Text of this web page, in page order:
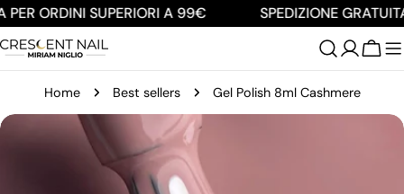
Salta
contenuto
ORDINI SUPERIORI A 99€ SPEDIZIONE
Home Best sellers Gel Polish 8ml Cashmere
Passa